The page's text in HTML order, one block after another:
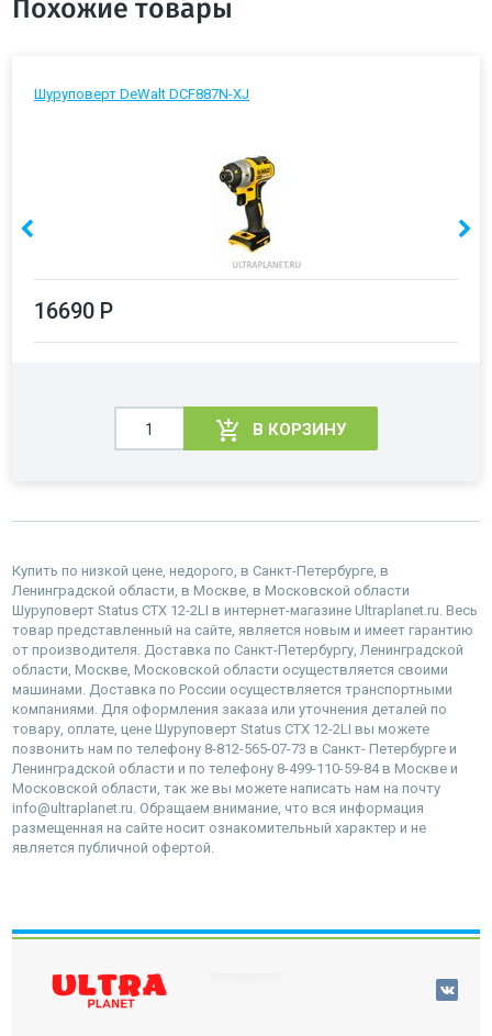
Похожие товары
Шуруповерт DeWalt DCF887N-XJ
16690 Р
В КОРЗИНУ
Купить по низкой цене, недорого, в Санкт-Петербурге, в
Ленинградской области, в Москве, в Московской области
Шуруповерт Status CTX 12-2LI в интернет-магазине Ultraplanet.ru. Весь
товар представленный на сайте, является новым и имеет гарантию
от производителя. Доставка по Санкт-Петербургу, Ленинградской
области, Москве, Московской области осуществляется своими
машинами. Доставка по России осуществляется транспортными
компаниями. Для оформления заказа или уточнения деталей по
товару, оплате, цене Шуруповерт Status CTX 12-2LI вы можете
позвонить нам по телефону 8-812-565-07-73 в Санкт- Петербурге и
Ленинградской области и по телефону 8-499-110-59-84 в Москве и
Московской области, так же вы можете написать нам на почту
info@ultraplanet.ru. Обращаем внимание, что вся информация
размещенная на сайте носит ознакомительный характер и не
является публичной офертой.
наверх